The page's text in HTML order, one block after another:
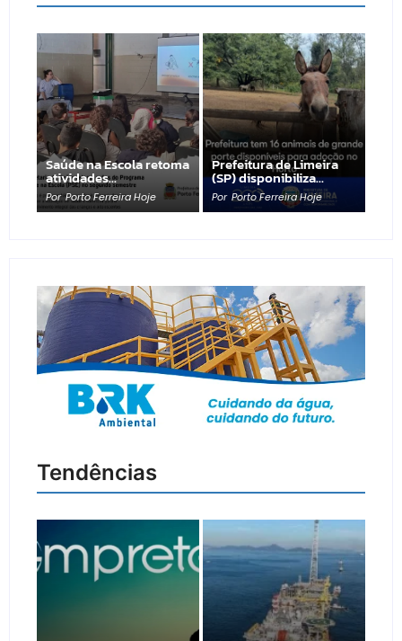
Saúde na Escola retoma
atividades…
Por Porto Ferreira Hoje
Prefeitura de Limeira
(SP) disponibiliza…
Por Porto Ferreira Hoje
Tendências